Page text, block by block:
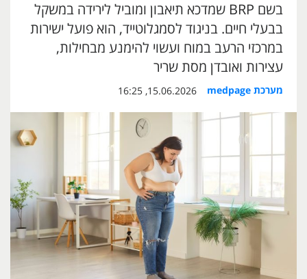
בשם BRP שמדכא תיאבון ומוביל לירידה במשקל
בבעלי חיים. בניגוד לסמגלוטייד, הוא פועל ישירות
במרכזי הרעב במוח ועשוי להימנע מבחילות,
עצירות ואובדן מסת שריר
מערכת medpage 15.06.2026, 16:25